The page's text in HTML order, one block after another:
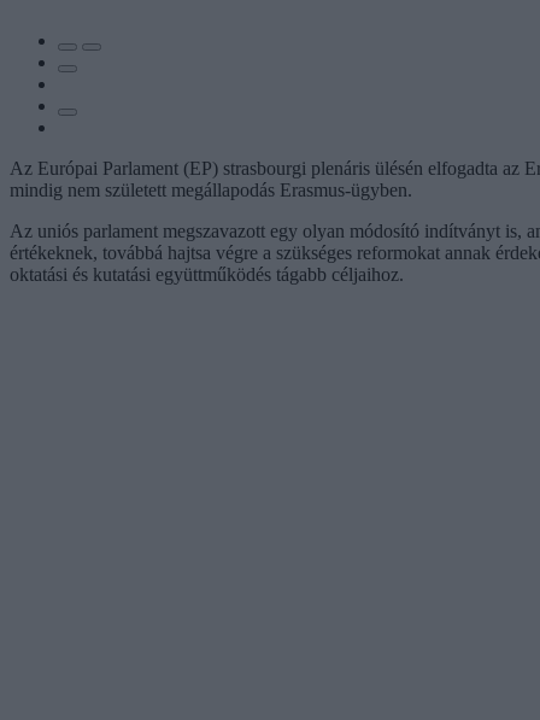
Az Európai Parlament (EP) strasbourgi plenáris ülésén elfogadta az
mindig nem született megállapodás Erasmus-ügyben.
Az uniós parlament megszavazott egy olyan módosító indítványt is,
értékeknek, továbbá hajtsa végre a szükséges reformokat annak
oktatási és kutatási együttműködés tágabb céljaihoz.